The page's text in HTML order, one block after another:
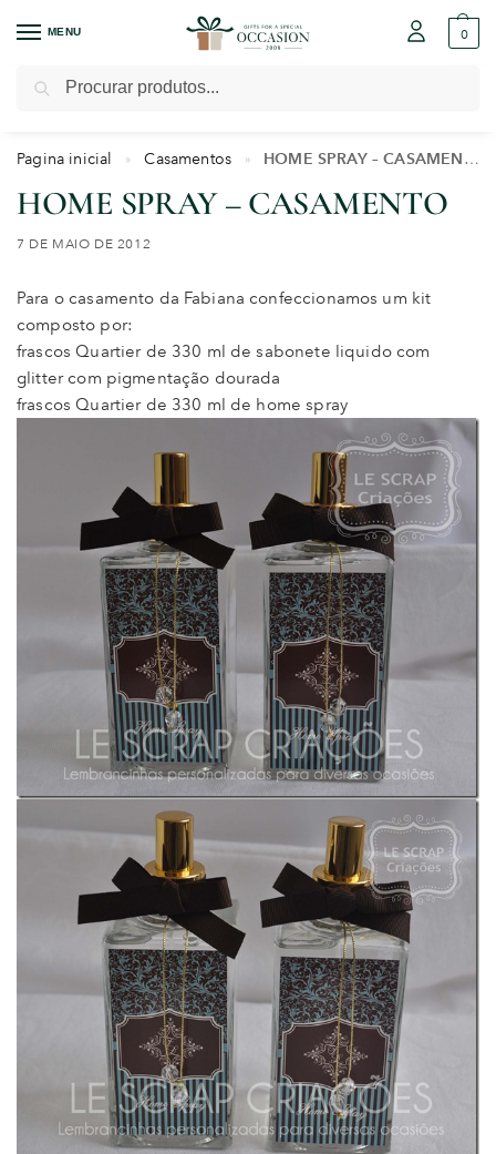
MENU 0
Pagina inicial » Casamentos » HOME SPRAY – CASAMENTO
HOME SPRAY – CASAMENTO
7 DE MAIO DE 2012
Para o casamento da Fabiana confeccionamos um kit
composto por:
frascos Quartier de 330 ml de sabonete liquido com
glitter com pigmentação dourada
frascos Quartier de 330 ml de home spray